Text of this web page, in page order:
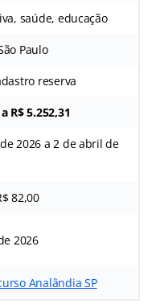
saúde, educação
Paulo
reserva
R$ 5.252,31
2026 a 2 de abril de
82,00
2026
Analândia SP